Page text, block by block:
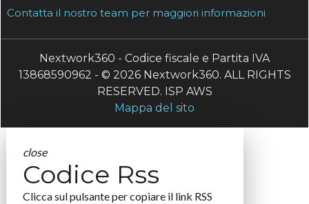
Contatta il nostro team per maggiori informazioni
Nextwork360 - Codice fiscale e Partita IVA
13868590962 - © 2026 Nextwork360. ALL RIGHTS
RESERVED. ISP AWS
Mappa del sito
close
Codice Rss
Clicca sul pulsante per copiare il link RSS